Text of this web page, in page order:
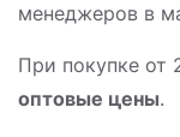
менеджеров в
При покупке от
оптовые цены.